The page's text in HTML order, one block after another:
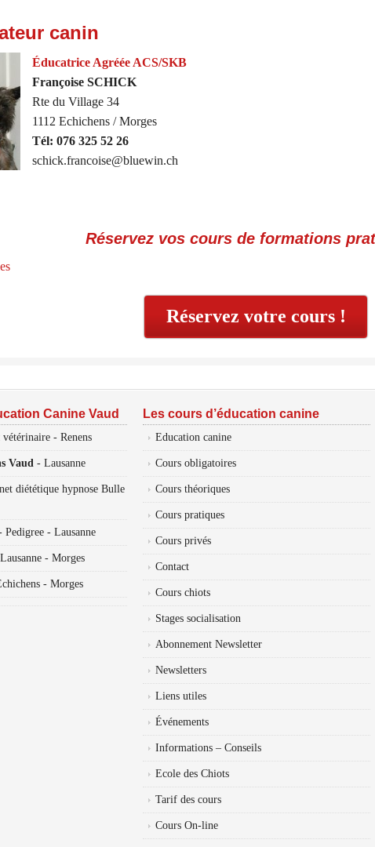
canin
Éducatrice Agréée ACS/SKB
Françoise SCHICK
Rte du Village 34
1112 Echichens / Morges
Tél: 076 325 52 26
schick.francoise@bluewin.ch
Réservez vos cours de formations
Réservez votre cours !
Canine Vaud
- Renens
Vaud - Lausanne
diététique hypnose Bulle
Pedigree - Lausanne
- Morges
- Morges
Les cours d’éducation canine
Education canine
Cours obligatoires
Cours théoriques
Cours pratiques
Cours privés
Contact
Cours chiots
Stages socialisation
Abonnement Newsletter
Newsletters
Liens utiles
Événements
Informations – Conseils
Ecole des Chiots
Tarif des cours
Cours On-line